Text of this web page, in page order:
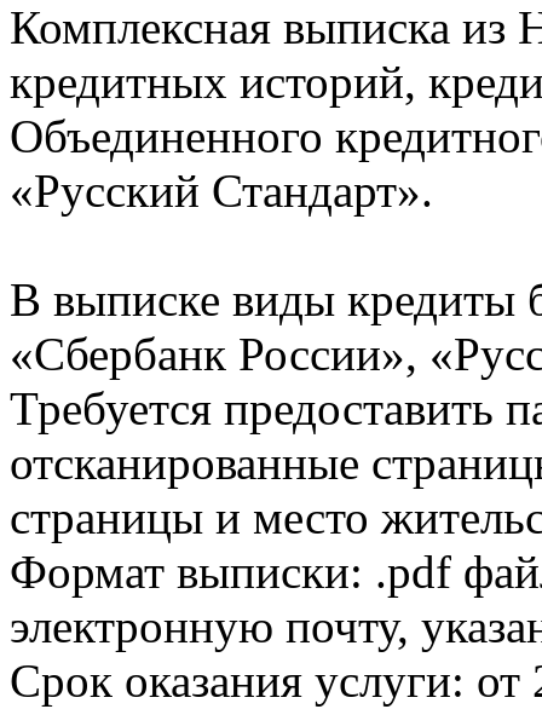
Комплексная выписка из
кредитных историй,
Объединенного
«Русский Стандарт».
В выписке виды кредиты
«Сбербанк России»,
Требуется предоставить
отсканированные
страницы и место
Формат выписки: .pdf
электронную почту,
Срок оказания услуги: от